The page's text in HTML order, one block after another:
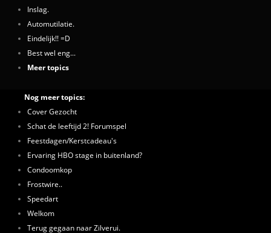
Inslag.
Automutilatie.
Eindelijk!! =D
Best wel eng...
Meer topics
Nog meer topics:
Cover Gezocht
Schat de leeftijd 2! Forumspel
Feestdagen/Kerstcadeau's
Ervaring HBO stage in buitenland?
Condoomkop
Frostwire..
Speedart
Welkom
Terug gegaan naar Zilverui.